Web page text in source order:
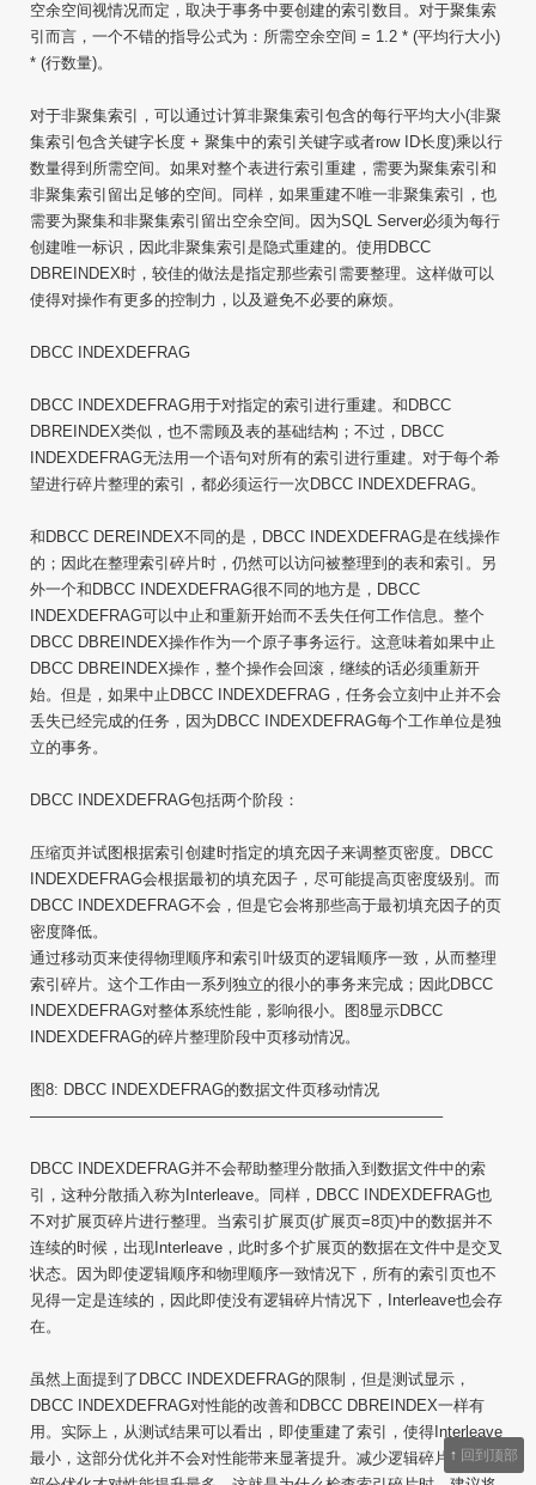
空余空间视情况而定，取决于事务中要创建的索引数目。对于聚集索
引而言，一个不错的指导公式为：所需空余空间 = 1.2 * (平均行大小)
* (行数量)。
对于非聚集索引，可以通过计算非聚集索引包含的每行平均大小(非聚
集索引包含关键字长度 + 聚集中的索引关键字或者row ID长度)乘以行
数量得到所需空间。如果对整个表进行索引重建，需要为聚集索引和
非聚集索引留出足够的空间。同样，如果重建不唯一非聚集索引，也
需要为聚集和非聚集索引留出空余空间。因为SQL Server必须为每行
创建唯一标识，因此非聚集索引是隐式重建的。使用DBCC
DBREINDEX时，较佳的做法是指定那些索引需要整理。这样做可以
使得对操作有更多的控制力，以及避免不必要的麻烦。
DBCC INDEXDEFRAG
DBCC INDEXDEFRAG用于对指定的索引进行重建。和DBCC
DBREINDEX类似，也不需顾及表的基础结构；不过，DBCC
INDEXDEFRAG无法用一个语句对所有的索引进行重建。对于每个希
望进行碎片整理的索引，都必须运行一次DBCC INDEXDEFRAG。
和DBCC DEREINDEX不同的是，DBCC INDEXDEFRAG是在线操作
的；因此在整理索引碎片时，仍然可以访问被整理到的表和索引。另
外一个和DBCC INDEXDEFRAG很不同的地方是，DBCC
INDEXDEFRAG可以中止和重新开始而不丢失任何工作信息。整个
DBCC DBREINDEX操作作为一个原子事务运行。这意味着如果中止
DBCC DBREINDEX操作，整个操作会回滚，继续的话必须重新开
始。但是，如果中止DBCC INDEXDEFRAG，任务会立刻中止并不会
丢失已经完成的任务，因为DBCC INDEXDEFRAG每个工作单位是独
立的事务。
DBCC INDEXDEFRAG包括两个阶段：
压缩页并试图根据索引创建时指定的填充因子来调整页密度。DBCC
INDEXDEFRAG会根据最初的填充因子，尽可能提高页密度级别。而
DBCC INDEXDEFRAG不会，但是它会将那些高于最初填充因子的页
密度降低。
通过移动页来使得物理顺序和索引叶级页的逻辑顺序一致，从而整理
索引碎片。这个工作由一系列独立的很小的事务来完成；因此DBCC
INDEXDEFRAG对整体系统性能，影响很小。图8显示DBCC
INDEXDEFRAG的碎片整理阶段中页移动情况。
图8: DBCC INDEXDEFRAG的数据文件页移动情况
——————————————————————————–
DBCC INDEXDEFRAG并不会帮助整理分散插入到数据文件中的索
引，这种分散插入称为Interleave。同样，DBCC INDEXDEFRAG也
不对扩展页碎片进行整理。当索引扩展页(扩展页=8页)中的数据并不
连续的时候，出现Interleave，此时多个扩展页的数据在文件中是交叉
状态。因为即使逻辑顺序和物理顺序一致情况下，所有的索引页也不
见得一定是连续的，因此即使没有逻辑碎片情况下，Interleave也会存
在。
虽然上面提到了DBCC INDEXDEFRAG的限制，但是测试显示，
DBCC INDEXDEFRAG对性能的改善和DBCC DBREINDEX一样有
用。实际上，从测试结果可以看出，即使重建了索引，使得Interleave
最小，这部分优化并不会对性能带来显著提升。减少逻辑碎片级别这
↑ 回到顶部